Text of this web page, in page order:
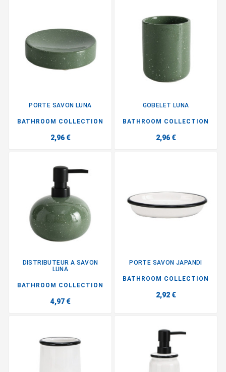
PORTE SAVON LUNA
BATHROOM COLLECTION
2,96 €
GOBELET LUNA
BATHROOM COLLECTION
2,96 €
DISTRIBUTEUR A SAVON
LUNA
BATHROOM COLLECTION
4,97 €
PORTE SAVON JAPANDI
BATHROOM COLLECTION
2,92 €